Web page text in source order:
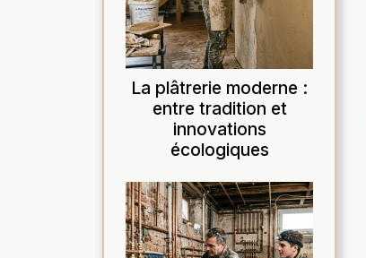
La plâtrerie moderne :
entre tradition et
innovations
écologiques